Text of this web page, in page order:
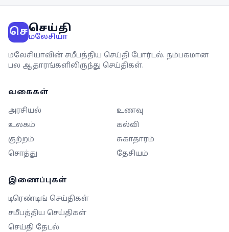
செசெய்தி
மலேசியா
மலேசியாவின் சமீபத்திய செய்தி போர்டல். நம்பகமான
பல ஆதாரங்களிலிருந்து செய்திகள்.
வகைகள்
அரசியல்
உணவு
உலகம்
கல்வி
குற்றம்
சுகாதாரம்
சொத்து
தேசியம்
இணைப்புகள்
டிரெண்டிங் செய்திகள்
சமீபத்திய செய்திகள்
செய்தி தேடல்